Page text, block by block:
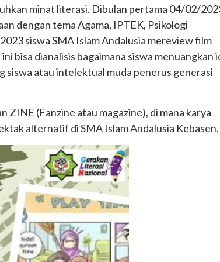
minat literasi. Dibulan pertama 04/02/
dengan tema Agama, IPTEK, Psikologi
siswa SMA Islam Andalusia mereview film
bisa dianalisis bagaimana siswa menuangkan
siswa atau intelektual muda penerus generasi
ZINE (Fanzine atau magazine), di mana karya
alternatif di SMA Islam Andalusia Kebasen.